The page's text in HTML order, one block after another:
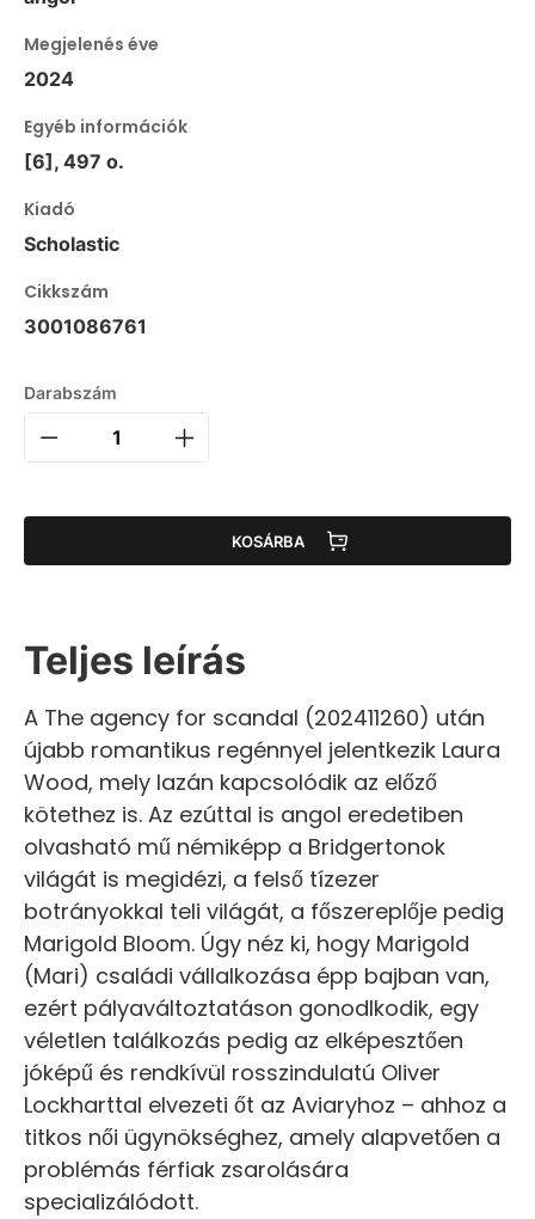
Megjelenés éve
2024
Egyéb információk
[6], 497 o.
Kiadó
Scholastic
Cikkszám
3001086761
Darabszám
KOSÁRBA
Teljes leírás
A The agency for scandal (202411260) után
újabb romantikus regénnyel jelentkezik Laura
Wood, mely lazán kapcsolódik az előző
kötethez is. Az ezúttal is angol eredetiben
olvasható mű némiképp a Bridgertonok
világát is megidézi, a felső tízezer
botrányokkal teli világát, a főszereplője pedig
Marigold Bloom. Úgy néz ki, hogy Marigold
(Mari) családi vállalkozása épp bajban van,
ezért pályaváltoztatáson gonodlkodik, egy
véletlen találkozás pedig az elképesztően
jóképű és rendkívül rosszindulatú Oliver
Lockharttal elvezeti őt az Aviaryhoz – ahhoz a
titkos női ügynökséghez, amely alapvetően a
problémás férfiak zsarolására
specializálódott.